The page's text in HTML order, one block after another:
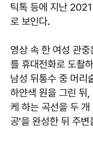
틱톡 등에 지난
로 보인다.
영상 속 한 여성 관
를 휴대전화로 도촬
남성 뒤통수 중 머리
하얀색 원을 그린 뒤
케 하는 곡선을 두
공'을 완성한 뒤 주